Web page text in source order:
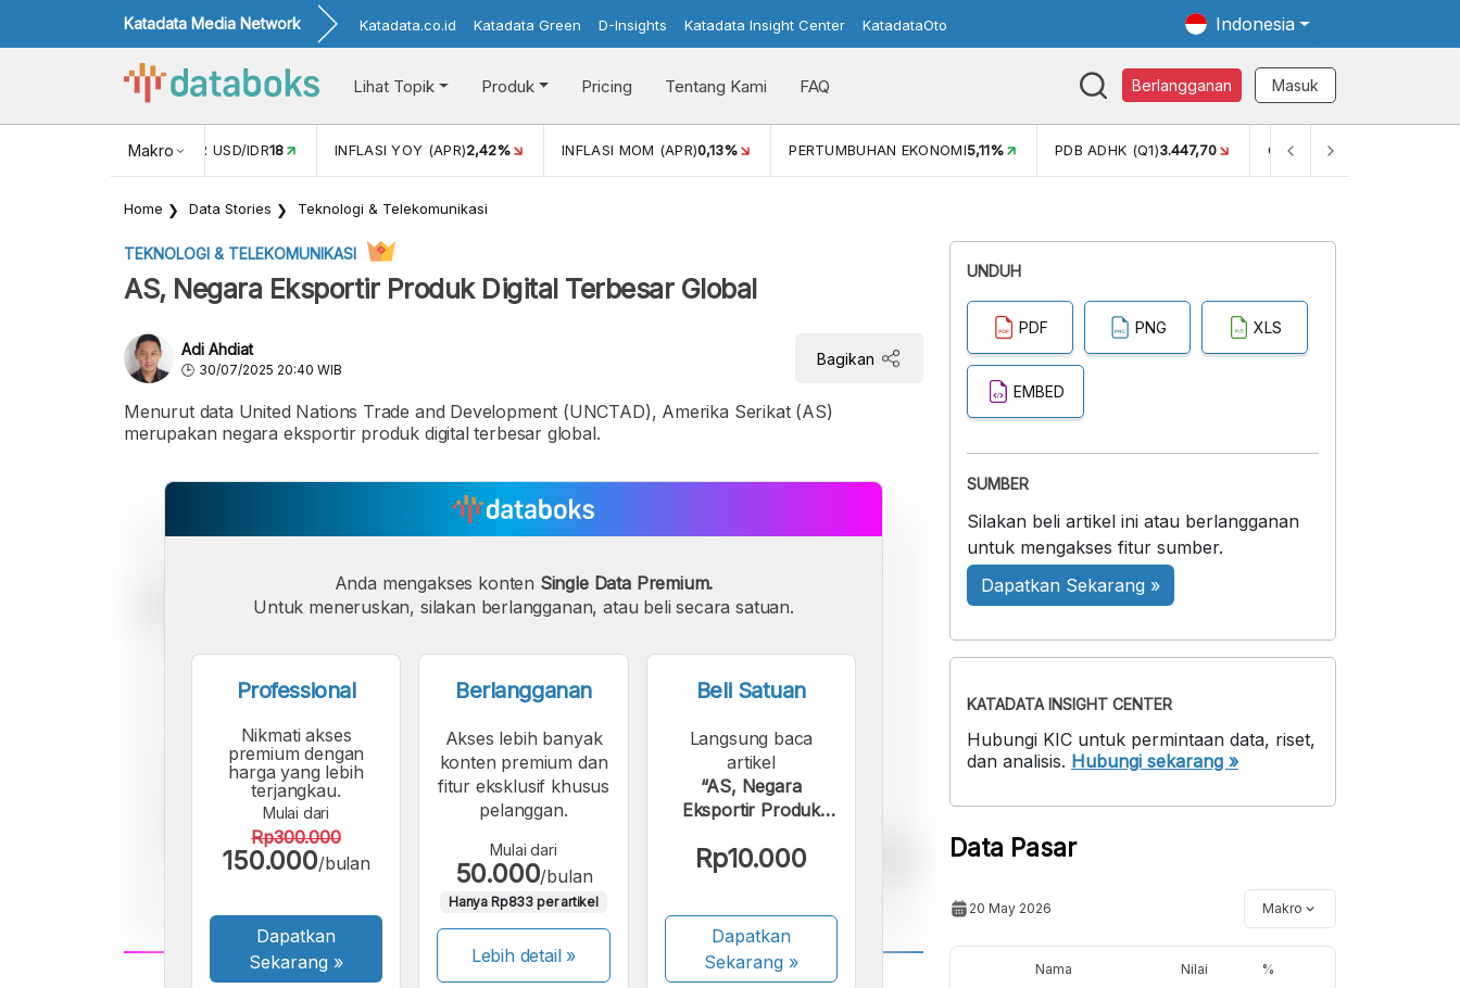
Katadata Media Network Katadata.co.id Katadata Green D-Insights Katadata Insight Center KatadataOto Indonesia
Lihat Topik Produk Pricing Tentang Kami FAQ Berlangganan Masuk
Makro
NILAI TUKAR USD/IDR18 INFLASI YOY (APR)2,42% INFLASI MOM (APR)0,13% PERTUMBUHAN EKONOMI5,11% PDB ADHK (Q1)3.447,70 GINI RASIO (SEM2)
Home Data Stories Teknologi & Telekomunikasi
TEKNOLOGI & TELEKOMUNIKASI
AS, Negara Eksportir Produk Digital Terbesar Global
Adi Ahdiat
30/07/2025 20:40 WIB
Bagikan
Menurut data United Nations Trade and Development (UNCTAD), Amerika Serikat (AS)
merupakan negara eksportir produk digital terbesar global.
A A A
Anda mengakses konten Single Data Premium.
Untuk meneruskan, silakan berlangganan, atau beli secara satuan.
Professional
Nikmati akses
premium dengan
harga yang lebih
terjangkau.
Mulai dari
Rp300.000
150.000/bulan
Dapatkan
Sekarang »
Berlangganan
Akses lebih banyak
konten premium dan
fitur eksklusif khusus
pelanggan.
Mulai dari
50.000/bulan
Hanya Rp833 per artikel
Lebih detail »
Beli Satuan
Langsung baca
artikel
“AS, Negara
Eksportir Produk
Global”.
Rp10.000
Dapatkan
Sekarang»
UNDUH
PDF PNG XLS
EMBED
SUMBER
Silakan beli artikel ini atau berlangganan
untuk mengakses fitur sumber.
Dapatkan Sekarang »
KATADATA INSIGHT CENTER
Hubungi KIC untuk permintaan data, riset,
dan analisis. Hubungi sekarang »
Data Pasar
20 May 2026 Makro
Nama Nilai %